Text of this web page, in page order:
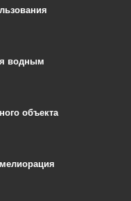
водным
объекта